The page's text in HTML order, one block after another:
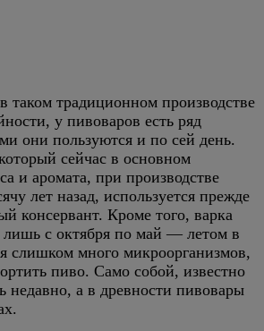
таком традиционном производстве
у пивоваров есть ряд
они пользуются и по сей день.
сейчас в основном
и аромата, при производстве
лет назад, используется прежде
консервант. Кроме того, варка
с октября по май — летом в
слишком много микроорганизмов,
пиво. Само собой, известно
недавно, а в древности пивовары